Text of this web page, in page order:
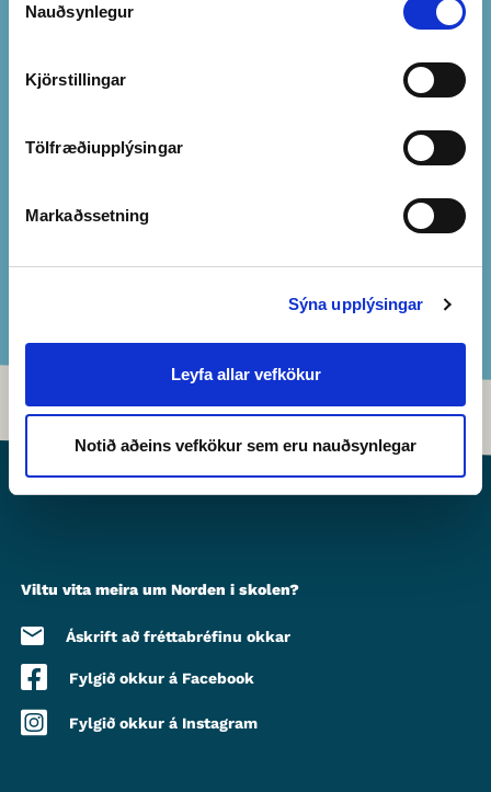
Nauðsynlegur
Kjörstillingar
Tölfræðiupplýsingar
Markaðssetning
Sýna upplýsingar
Leyfa allar vefkökur
Notið aðeins vefkökur sem eru nauðsynlegar
VINABEKKIR
{0} BEKKIR Á NORÐURLÖNDUNUM ERU AÐ LEITA NÚNA
FLOKKA EFTIR
Viltu vita meira um Norden i skolen?
Áskrift að fréttabréfinu okkar
Fylgið okkur á Facebook
Fylgið okkur á Instagram